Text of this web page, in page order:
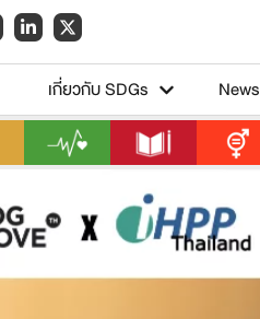
เกี่ยวกับ SDGs News